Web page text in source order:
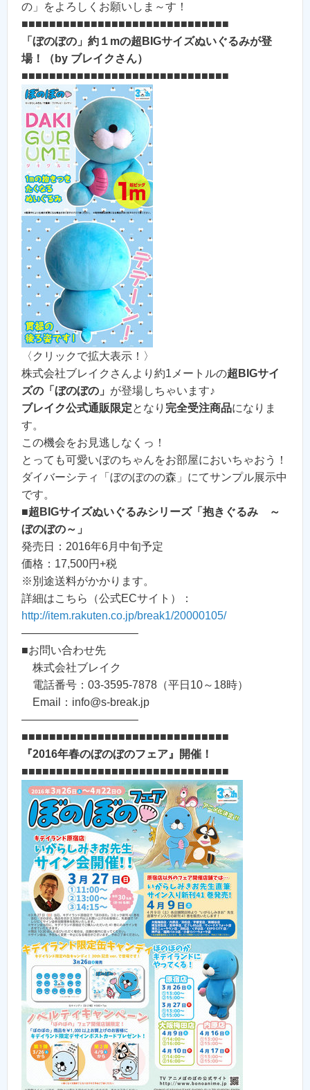
の」をよろしくお願いしま～す！
■■■■■■■■■■■■■■■■■■■■■■■■■■■■■■
「ぼのぼの」約１mの超BIGサイズぬいぐるみが登
場！（by ブレイクさん）
■■■■■■■■■■■■■■■■■■■■■■■■■■■■■■
〈クリックで拡大表示！〉
株式会社ブレイクさんより約1メートルの超BIGサイ
ズの「ぼのぼの」 が登場しちゃいます♪
ブレイク公式通販限定となり 完全受注商品になりま
す。
この機会をお見逃しなくっ！
とっても可愛いぼのちゃんをお部屋においちゃおう！
ダイバーシティ「ぼのぼのの森」にてサンプル展示中
です。
■超BIGサイズぬいぐるみシリーズ「抱きぐるみ ～
ぼのぼの～」
発売日：2016年6月中旬予定
価格：17,500円+税
※別途送料がかかります。
詳細はこちら（公式ECサイト）：
http://item.rakuten.co.jp/break1/20000105/
——————————–
■お問い合わせ先
株式会社ブレイク
電話番号：03-3595-7878（平日10～18時）
Email：info@s-break.jp
——————————–
■■■■■■■■■■■■■■■■■■■■■■■■■■■■■■
『2016年春のぼのぼのフェア』開催！
■■■■■■■■■■■■■■■■■■■■■■■■■■■■■■